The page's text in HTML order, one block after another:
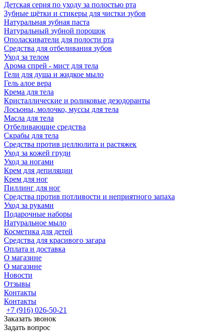
Детская серия по уходу за полостью рта
Зубные щётки и стикеры для чистки зубов
Натуральная зубная паста
Натуральный зубной порошок
Ополаскиватели для полости рта
Средства для отбеливания зубов
Уход за телом
Арома спрей - мист для тела
Гели для душа и жидкое мыло
Гель алое вера
Крема для тела
Кристаллические и роликовые дезодоранты
Лосьоны, молочко, муссы для тела
Масла для тела
Отбеливающие средства
Скрабы для тела
Средства против целлюлита и растяжек
Уход за кожей груди
Уход за ногами
Крем для депиляции
Крем для ног
Пиллинг для ног
Средства против потливости и неприятного запаха
Уход за руками
Подарочные наборы
Натуральное мыло
Косметика для детей
Средства для красивого загара
Оплата и доставка
О магазине
О магазине
Новости
Отзывы
Контакты
Контакты
+7 (916) 026-50-21
Заказать звонок
Задать вопрос